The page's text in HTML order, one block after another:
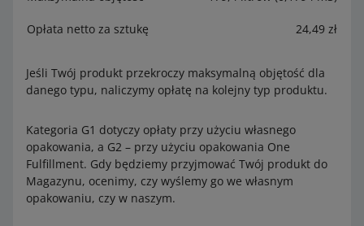
Opłata netto za sztukę 24,49 zł
Jeśli Twój produkt przekroczy maksymalną objętość dla
danego typu, naliczymy opłatę na kolejny typ produktu.
Kategoria G1 dotyczy opłaty przy użyciu własnego
opakowania, a G2 – przy użyciu opakowania One
Fulfillment. Gdy będziemy przyjmować Twój produkt do
Magazynu, ocenimy, czy wyślemy go we własnym
opakowaniu, czy w naszym.